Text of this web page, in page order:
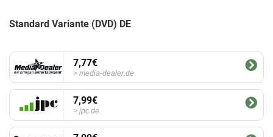
Standard Variante (DVD) DE
7,77€
media-dealer.de
7,99€
jpc.de